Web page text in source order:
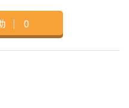
｜ 0